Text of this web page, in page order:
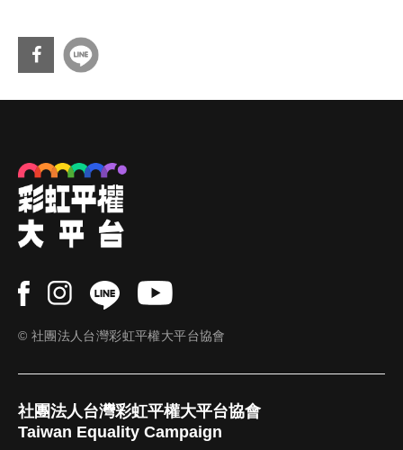
cebo
ok
© 社團法人台灣彩虹平權大平台協會
社團法人台灣彩虹平權大平台協會
Taiwan Equality Campaign